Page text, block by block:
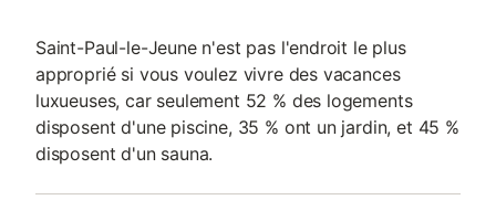
Saint-Paul-le-Jeune n'est pas l'endroit le plus
approprié si vous voulez vivre des vacances
luxueuses, car seulement 52 % des logements
disposent d'une piscine, 35 % ont un jardin, et 45 %
disposent d'un sauna.